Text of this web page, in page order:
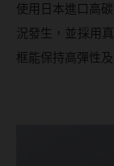
使用日本進口高
況發生，並採用
框能保持高彈性及